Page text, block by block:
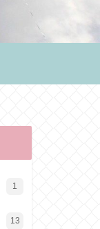
1
13